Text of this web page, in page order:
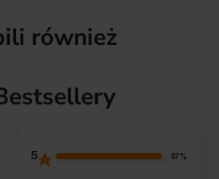
również
5 97%